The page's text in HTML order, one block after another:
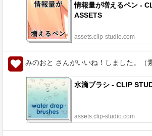
情報量が増えるペン -
ASSETS
assets.clip-studio.com
みのおと さんがいいね！しました。（
水滴ブラシ - CLIP
assets.clip-studio.com